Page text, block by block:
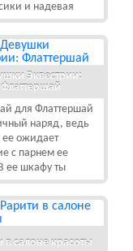
и надевая
Эквестрии:
Флаттершай
для Флаттершай
наряд, ведь
ее ожидает
с парнем ее
ее шкафу ты
в салоне красоты